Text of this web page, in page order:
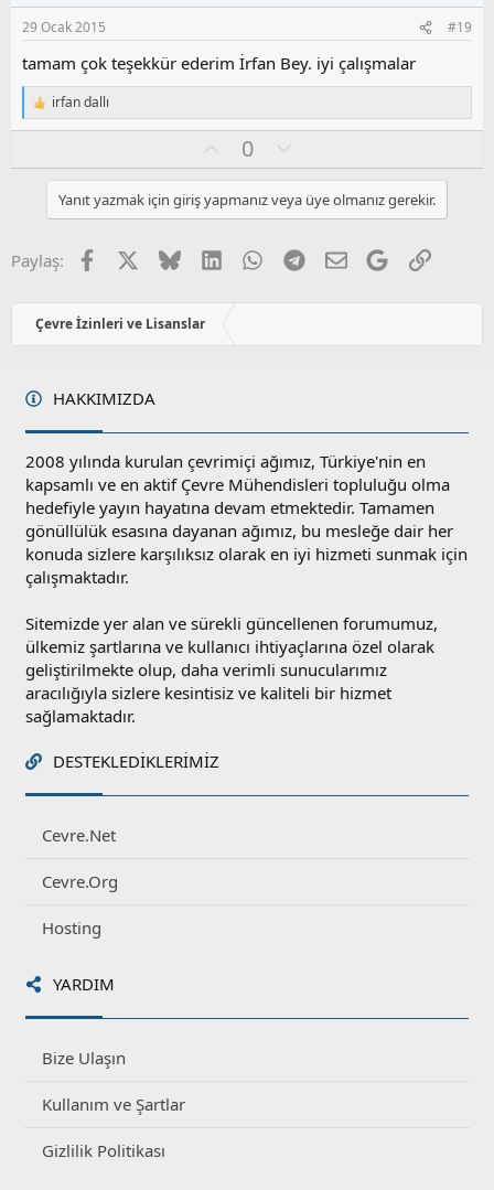
s
u
z
o
l
29 Ocak 2015 #19
tamam çok teşekkür ederim İrfan Bey. iyi çalışmalar
T
e
irfan dallı
y
l
a
0
l
u
m
u
z
o
l
Yanıt yazmak için giriş yapmanız veya üye olmanız gerekir.
Paylaş: Facebook BlueskyLinkedInWhatsApp
Telegram
E-postaGoogleLink
Çevre İzinleri ve Lisanslar
HAKKIMIZDA
2008 yılında kurulan çevrimiçi ağımız, Türkiye'nin en
kapsamlı ve en aktif Çevre Mühendisleri topluluğu olma
hedefiyle yayın hayatına devam etmektedir. Tamamen
gönüllülük esasına dayanan ağımız, bu mesleğe dair her
konuda sizlere karşılıksız olarak en iyi hizmeti sunmak için
çalışmaktadır.
Sitemizde yer alan ve sürekli güncellenen forumumuz,
ülkemiz şartlarına ve kullanıcı ihtiyaçlarına özel olarak
geliştirilmekte olup, daha verimli sunucularımız
aracılığıyla sizlere kesintisiz ve kaliteli bir hizmet
sağlamaktadır.
DESTEKLEDIKLERIMIZ
Cevre.Net
Cevre.Org
Hosting
YARDIM
Bize Ulaşın
Kullanım ve Şartlar
Gizlilik Politikası